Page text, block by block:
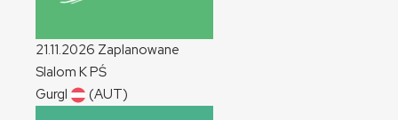
21.11.2026 Zaplanowane
Slalom KPŚ
Gurgl
(AUT)